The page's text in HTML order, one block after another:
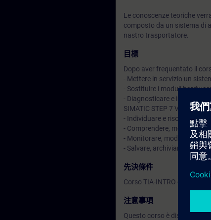
Le conoscenze teoriche
composto da un sistema di
nastro trasportatore.
目標
Dopo aver frequentato il
- Mettere in servizio un
- Sostituire i moduli
- Diagnosticare e
SIMATIC STEP 7 V5.x.
- Individuare e risolvere i
- Comprendere, modificare
- Monitorare, modificare e
- Salvare, archiviare e
先決條件
Corso TIA-INTRO o
注意事項
Questo corso è disponibile